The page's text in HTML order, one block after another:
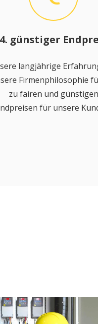
4. günstiger
langjährige
Firmenphilosophie
zu fairen und günstigen
für unsere